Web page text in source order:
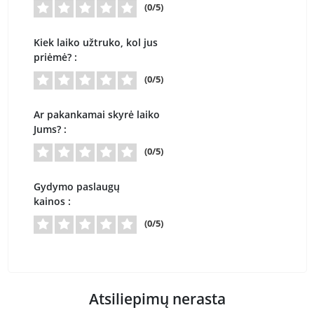
(0/5)
Kiek laiko užtruko, kol jus
priėmė? :
(0/5)
Ar pakankamai skyrė laiko
Jums? :
(0/5)
Gydymo paslaugų
kainos :
(0/5)
Atsiliepimų nerasta